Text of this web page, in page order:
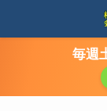
毎週